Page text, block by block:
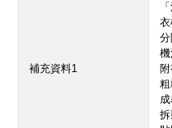
補充資料1
機